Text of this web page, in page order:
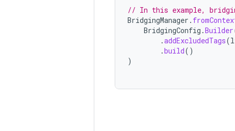
// In this example,
BridgingManager .
BridgingConfig .Builder
.addExcludedTags(
.build()
)